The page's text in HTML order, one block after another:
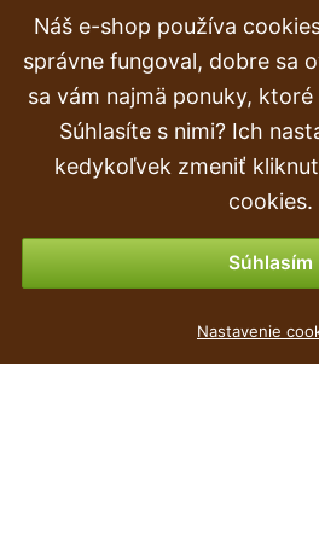
Reklamácia
Doprava a doručenie
Objednávka
Vrátenie tovaru & vrátenie
Náš e-shop používa
správne fungoval, dobre sa
sa vám najmä ponuky,
Súhlasíte s nimi? Ich
kedykoľvek zmeniť
cookies.
Súhlasím
Nastavenie